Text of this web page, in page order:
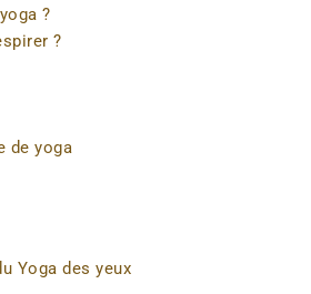
?
?
de yoga
Yoga des yeux